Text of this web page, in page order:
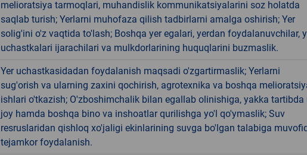
melioratsiya tarmoqlari, muhandislik kommunikatsiyalarini soz holatda
saqlab turish; Yerlarni muhofaza qilish tadbirlarni amalga oshirish; Yer
solig'ini o'z vaqtida to'lash; Boshqa yer egalari, yerdan foydalanuvchilar,
uchastkalari ijarachilari va mulkdorlarining huquqlarini buzmaslik.
Yer uchastkasidadan foydalanish maqsadi o'zgartirmaslik; Yerlarni
sug'orish va ularning zaxini qochirish, agrotexnika va boshqa
ishlari o'tkazish; O'zboshimchalik bilan egallab olinishiga, yakka tartibda
joy hamda boshqa bino va inshoatlar qurilishga yo'l qo'ymaslik; Suv
resruslaridan qishloq xo'jaligi ekinlarining suvga bo'lgan talabiga
tejamkor foydalanish.